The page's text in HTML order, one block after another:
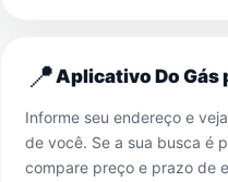
📍Aplicativo Do Gás
Informe seu endereço e
de você. Se a sua busca é
compare preço e prazo de